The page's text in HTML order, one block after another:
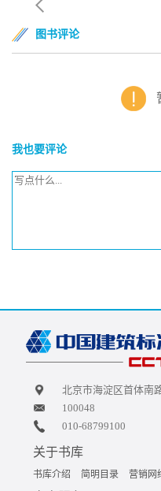
图书评论
我也要评论
北京市海淀区首体南
100048
010-68799100
关于书库
书库介绍 简明目录 营销网